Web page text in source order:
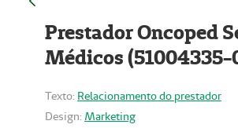
Prestador Oncoped
Médicos (51004335-
Texto: Relacionamento do prestador
Design: Marketing